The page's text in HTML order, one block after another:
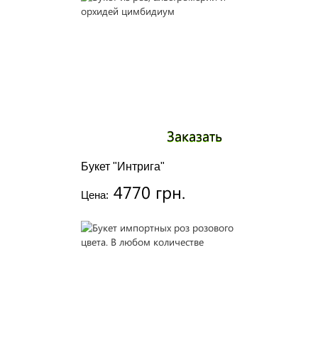
Букет "Интрига"
Цена: 4770 грн.
Заказать